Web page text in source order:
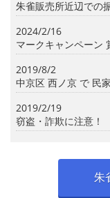
朱雀販売所近辺での
2024/2/16
マークキャンペーン
2019/8/2
中京区 西ノ京 で 民
2019/2/19
窃盗・詐欺に注意！
朱